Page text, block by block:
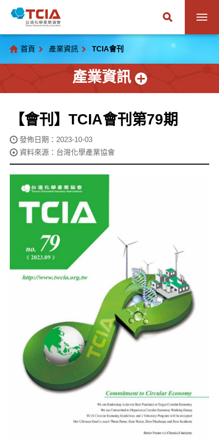
首頁 產業資訊 TCIA會刊
產業資訊
【會刊】TCIA會刊第79期
發佈日期：2023-10-03
資料來源：台灣化學產業協會